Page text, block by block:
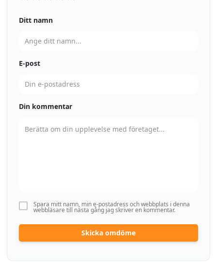
Ditt namn
E-post
Din kommentar
Spara mitt namn, min e-postadress och webbplats i denna
webbläsare till nästa gång jag skriver en kommentar.
Skicka omdöme